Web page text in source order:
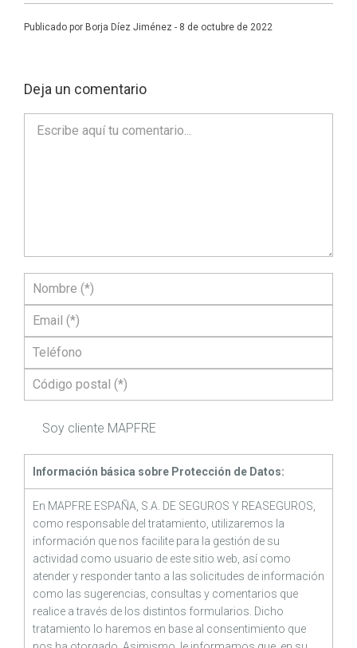
Publicado por Borja Díez Jiménez - 8 de octubre de 2022
Deja un comentario
Soy cliente MAPFRE
Información básica sobre Protección de Datos:
En MAPFRE ESPAÑA, S.A. DE SEGUROS Y REASEGUROS,
como responsable del tratamiento, utilizaremos la
información que nos facilite para la gestión de su
actividad como usuario de este sitio web, así como
atender y responder tanto a las solicitudes de información
como las sugerencias, consultas y comentarios que
realice a través de los distintos formularios. Dicho
tratamiento lo haremos en base al consentimiento que